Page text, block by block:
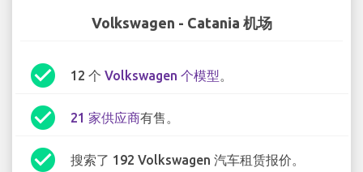
Volkswagen - Catania 机场
check_circle 12 个 Volkswagen 个模型。
check_circle 21 家供应商有售。
check_circle 搜索了 192 Volkswagen 汽车租赁报价。